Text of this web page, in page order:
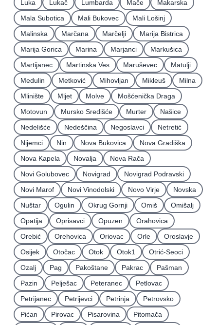
Luka Lukač Lumbarda Mače
Makarska
Mala Subotica
Mali Bukovec
Mali Lošinj
Malinska
Marčana Marčelji
Marija Bistrica
Marija Gorica
Marina Marjanci
Markušica
Martijanec
Martinska Ves Maruševec
Matulji
Medulin
Metković Mihovljan Mikleuš
Milna
Mlinište
Mljet Molve
Mošćenička Draga
Motovun
Mursko Središće Murter
Našice
Nedelišće
Nedeščina Negoslavci
Netretić
Nijemci
Nin Nova Bukovica
Nova Gradiška
Nova Kapela
Novalja
Nova Rača
Novi Golubovec
Novigrad
Novigrad Podravski
Novi Marof
Novi Vinodolski Novo Virje
Novska
Nuštar
Ogulin Okrug Gornji Omiš
Omišalj
Opatija
Oprisavci Opuzen
Orahovica
Orebić
Orehovica Oriovac Orle
Oroslavje
Osijek
Otočac Otok Otok1
Otrić-Seoci
Ozalj
Pag Pakoštane Pakrac
Pašman
Pazin
Pelješac Peteranec
Petlovac
Petrijanec
Petrijevci Petrinja
Petrovsko
Pićan
Pirovac Pisarovina
Pitomača